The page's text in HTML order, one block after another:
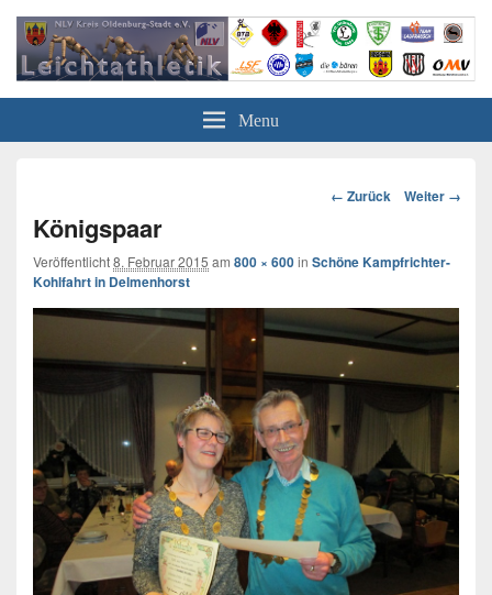
Leichtathletik in Oldenburg
NLV-Kreis Oldenburg-Stadt e.V.
Menu
Bild-
← Zurück Weiter →
Königspaar
Veröffentlicht8. Februar 2015 am 800 × 600in Schöne Kampfrichter-
Kohlfahrt in Delmenhorst